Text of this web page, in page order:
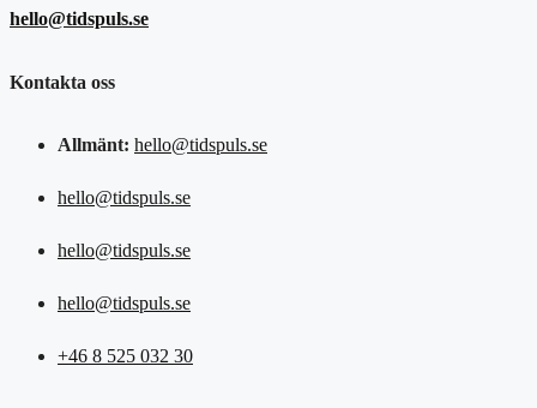
hello@tidspuls.se
Kontakta oss
Allmänt: hello@tidspuls.se
hello@tidspuls.se
hello@tidspuls.se
hello@tidspuls.se
+46 8 525 032 30